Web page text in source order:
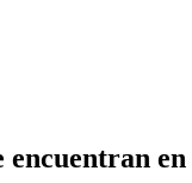
encuentran en